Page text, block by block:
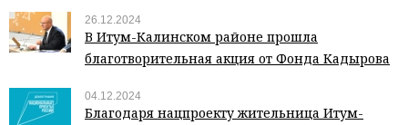
26.12.2024
В Итум-Калинском районе прошла
благотворительная акция от Фонда Кадырова
04.12.2024
Благодаря нацпроекту жительница Итум-